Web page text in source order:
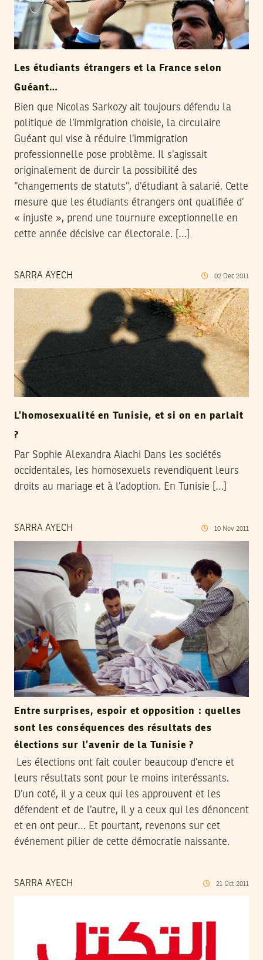
Les étudiants étrangers et la France selon
Guéant…
Bien que Nicolas Sarkozy ait toujours défendu la
politique de l’immigration choisie, la circulaire
Guéant qui vise à réduire l’immigration
professionnelle pose problème. Il s’agissait
originalement de durcir la possibilité des
‘’changements de statuts’’, d’étudiant à salarié. Cette
mesure que les étudiants étrangers ont qualifiée d’
« injuste », prend une tournure exceptionnelle en
cette année décisive car électorale. […]
SARRA AYECH 02 Dec 2011
L’homosexualité en Tunisie, et si on en parlait
?
Par Sophie Alexandra Aiachi Dans les sociétés
occidentales, les homosexuels revendiquent leurs
droits au mariage et à l’adoption. En Tunisie […]
SARRA AYECH 10 Nov 2011
Entre surprises, espoir et opposition : quelles
sont les conséquences des résultats des
élections sur l’avenir de la Tunisie ?
Les élections ont fait couler beaucoup d’encre et
leurs résultats sont pour le moins interéssants.
D’un coté, il y a ceux qui les approuvent et les
défendent et de l’autre, il y a ceux qui les dénoncent
et en ont peur… Et pourtant, revenons sur cet
événement pilier de cette démocratie naissante.
SARRA AYECH 21 Oct 2011